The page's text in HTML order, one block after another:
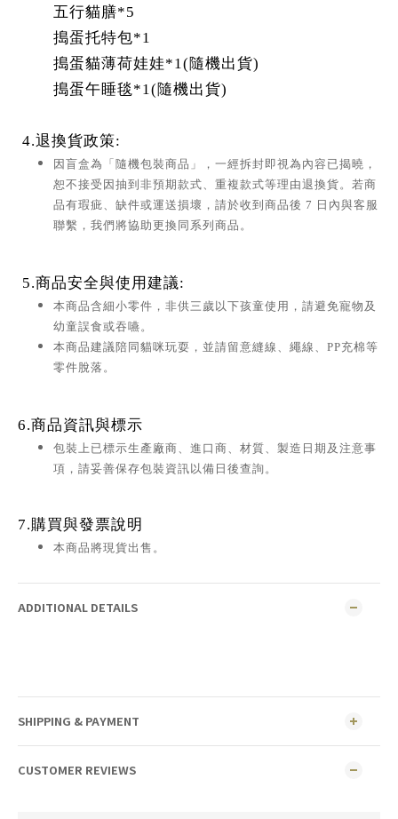
五行貓膳*5
搗蛋托特包*1
搗蛋貓薄荷娃娃*1(隨機出貨)
搗蛋午睡毯*1(隨機出貨)
4.退換貨政策:
因盲盒為「隨機包裝商品」，一經拆封即視為內容已揭曉，
恕不接受因抽到非預期款式、重複款式等理由退換貨。若商
品有瑕疵、缺件或運送損壞，請於收到商品後 7 日內與客服
聯繫，我們將協助更換同系列商品。
5.商品安全與使用建議:
本商品含細小零件，非供三歲以下孩童使用，請避免寵物及
幼童誤食或吞嚥。
本商品建議陪同貓咪玩耍，並請留意縫線、繩線、PP充棉等
零件脫落。
6.商品資訊與標示
包裝上已標示生產廠商、進口商、材質、製造日期及注意事
項，請妥善保存包裝資訊以備日後查詢。
7.購買與發票說明
本商品將現貨出售。
ADDITIONAL DETAILS
SHIPPING & PAYMENT
CUSTOMER REVIEWS